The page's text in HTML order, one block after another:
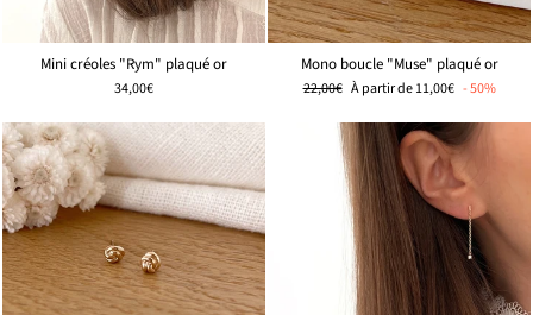
Mini créoles "Rym" plaqué or
34,00€
Mono boucle "Muse" plaqué or
Prix
22,00€ 🌸
DOUX
À partir de11,00€ - 50%